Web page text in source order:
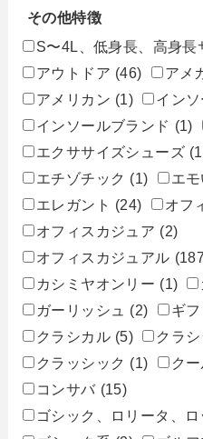
その他特徴
S〜4L、低身長、高身長
アウトドア (46) アメ
アメリカン (1) イン
インソールブランド (1)
エクササイズシューズ
エチゾチック (1) エモ
エレガント (24) オフ
オフィスカジュア (2)
オフィスカジュアル
カシミヤオンリー (1)
ガーリッシュ
(2) ギ
クラシカル (5) クラシ
クラッシック (1) ク
コンサバ (15)
ゴシック、ロリータ、